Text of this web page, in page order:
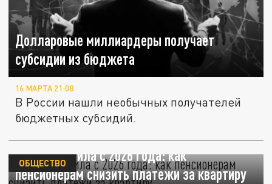
Долларовые миллиардеры получает
субсидии из бюджета
16 МАРТА 21:08
В России нашли необычных получателей
бюджетных субсидий.
Новые правила с 2026 года: как
пенсионерам снизить платежи за квартиру
ОБЩЕСТВО